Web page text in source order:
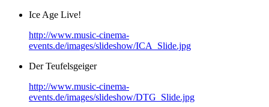
Ice Age Live!
http://www.music-cinema-
events.de/images/slideshow/ICA_Slide.jpg
Der Teufelsgeiger
http://www.music-cinema-
events.de/images/slideshow/DTG_Slide.jpg